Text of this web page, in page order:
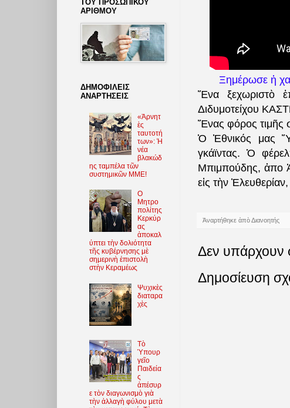
Ξημέρωσε ἡ
Ἕνα ξεχωριστὸ
Διδυμοτείχου
Ἕνας φόρος τιμῆς
Ὁ Ἐθνικός μας
γκάϊντας. Ὁ
Μπιμπούδης, ἀπο
εἰς τὴν
Ἀναρτήθηκε ἀπὸΔιανοητής
Δεν υπάρχουν
Δημοσίευση
ΤΟΥ ΠΡΟΣΩΠΙΚΟΥ
ΑΡΙΘΜΟΥ
ΔΗΜΟΦΙΛΕΙΣ
ΑΝΑΡΤΗΣΕΙΣ
«Ἀρνητ
ὲς
ταυτοτή
των»: Ἡ
νέα
βλακώδ
ης ταμπέλα τῶν
συστημικῶν ΜΜΕ!
O
Μητρο
πολίτης
Κερκύρ
ας
ἀποκαλ
ύπτει τὴν δολιότητα
τῆς κυβέρνησης μὲ
σημερινὴ ἐπιστολὴ
στὴν Κεραμέως
Ψυχικὲς
διαταρα
χὲς
Τὸ
Ὑπουρ
γεῖο
Παιδεία
ς
ἀπέσυρ
ε τὸν διαγωνισμὸ γιὰ
τὴν ἀλλαγὴ φύλου μετὰ